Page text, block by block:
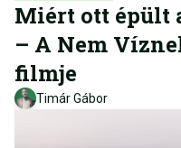
Miért ott épült
– A Nem
filmje
Timár Gábor